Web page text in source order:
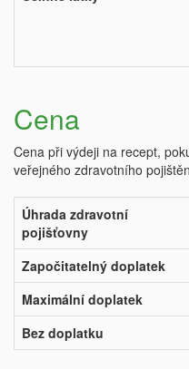
Cena
Cena při výdeji na recept,
veřejného zdravotního
Úhrada zdravotní
pojišťovny
Započitatelný doplatek
Maximální doplatek
Bez doplatku